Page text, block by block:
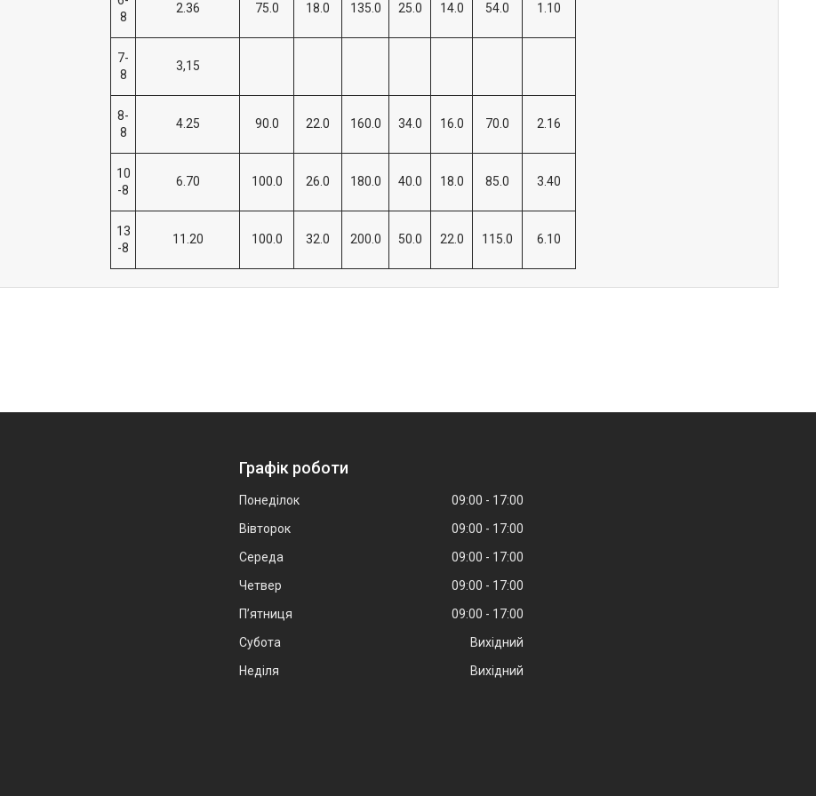
8
2.36 75.0 18.0 135.0 25.0 14.0 54.0 1.10
7-
8
3,15
8-
8
4.25 90.0 22.0 160.0 34.0 16.0 70.0 2.16
10
-8
6.70 100.0 26.0 180.0 40.0 18.0 85.0 3.40
13
-8
11.20 100.0 32.0 200.0 50.0 22.0 115.0 6.10
Графік роботи
Понеділок 09:00
17:00
Вівторок
09:00
17:00
Середа
09:00
17:00
Четвер
09:00
17:00
Пʼятниця
09:00
17:00
Субота
Вихідний
Неділя
Вихідний